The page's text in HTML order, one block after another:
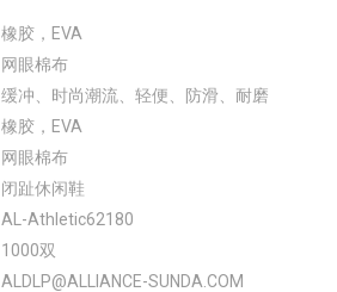
橡胶，EVA
网眼棉布
缓冲、时尚潮流、轻便、防滑、耐磨
橡胶，EVA
网眼棉布
闭趾休闲鞋
AL-Athletic62180
1000双
ALDLP@ALLIANCE-SUNDA.COM